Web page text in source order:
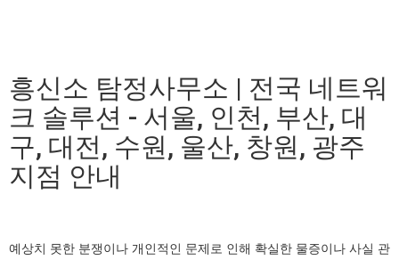
흥신소 탐정사무소 | 전국 네트워
크 솔루션 - 서울, 인천, 부산, 대
구, 대전, 수원, 울산, 창원, 광주
지점 안내
예상치 못한 분쟁이나 개인적인 문제로 인해 확실한 물증이나 사실 관